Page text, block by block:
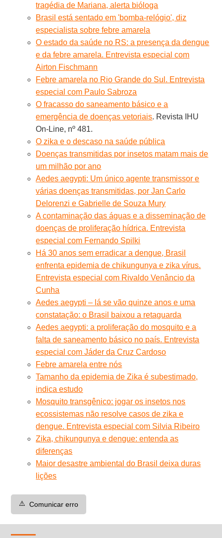
tragédia de Mariana, alerta bióloga
Brasil está sentado em 'bomba-relógio', diz
especialista sobre febre amarela
O estado da saúde no RS: a presença da dengue
e da febre amarela. Entrevista especial com
Airton Fischmann
Febre amarela no Rio Grande do Sul. Entrevista
especial com Paulo Sabroza
O fracasso do saneamento básico e a
emergência de doenças vetoriais. Revista IHU
On-Line, nº 481.
O zika e o descaso na saúde pública
Doenças transmitidas por insetos matam mais de
um milhão por ano
Aedes aegypti: Um único agente transmissor e
várias doenças transmitidas, por Jan Carlo
Delorenzi e Gabrielle de Souza Mury
A contaminação das águas e a disseminação de
doenças de proliferação hídrica. Entrevista
especial com Fernando Spilki
Há 30 anos sem erradicar a dengue, Brasil
enfrenta epidemia de chikungunya e zika vírus.
Entrevista especial com Rivaldo Venâncio da
Cunha
Aedes aegypti – lá se vão quinze anos e uma
constatação: o Brasil baixou a retaguarda
Aedes aegypti: a proliferação do mosquito e a
falta de saneamento básico no país. Entrevista
especial com Jáder da Cruz Cardoso
Febre amarela entre nós
Tamanho da epidemia de Zika é subestimado,
indica estudo
Mosquito transgênico: jogar os insetos nos
ecossistemas não resolve casos de zika e
dengue. Entrevista especial com Silvia Ribeiro
Zika, chikungunya e dengue: entenda as
diferenças
Maior desastre ambiental do Brasil deixa duras
lições
⚠️ Comunicar erro